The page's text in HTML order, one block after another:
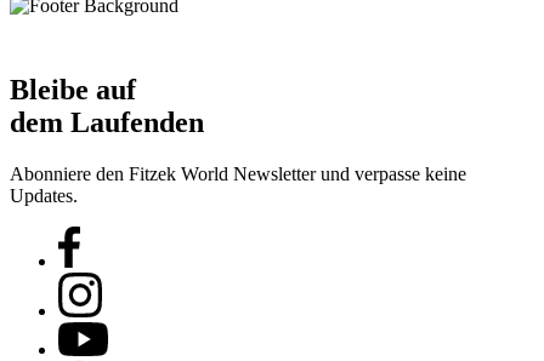
Bleibe auf
dem Laufenden
Abonniere den Fitzek World Newsletter und verpasse keine
Updates.